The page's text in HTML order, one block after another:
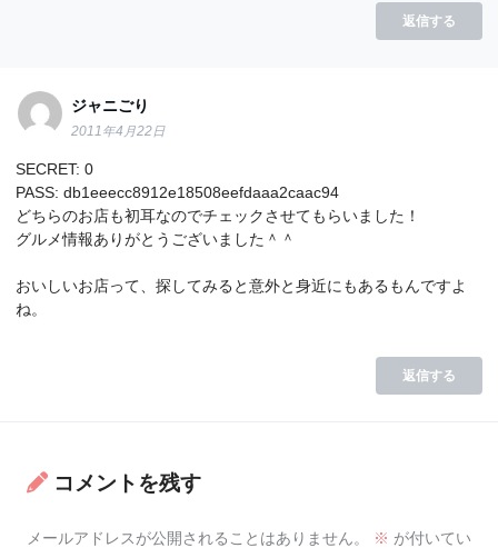
返信する
ジャニごり
2011年4月22日
SECRET: 0
PASS: db1eeecc8912e18508eefdaaa2caac94
どちらのお店も初耳なのでチェックさせてもらいました！
グルメ情報ありがとうございました＾＾
おいしいお店って、探してみると意外と身近にもあるもんですよ
ね。
返信する
コメントを残す
メールアドレスが公開されることはありません。 ※ が付いてい